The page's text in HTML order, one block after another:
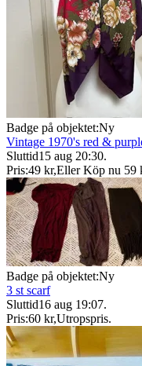
Badge på objektet:Ny
Vintage 1970's red &
Sluttid15 aug 20:30.
Pris:49 kr,Eller Köp nu 59
Badge på objektet:Ny
3 st scarf
Sluttid16 aug 19:07.
Pris:60 kr,Utropspris.